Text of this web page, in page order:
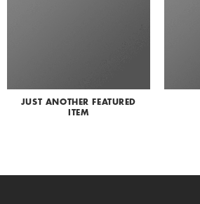
JUST ANOTHER FEATURED
ITEM